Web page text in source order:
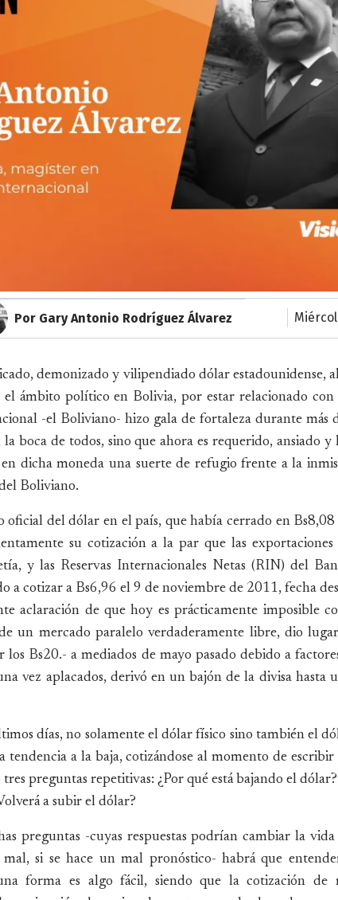
Por Gary Antonio Rodríguez Álvarez
demonizado y vilipendiado dólar estadounidense,
ámbito político en Bolivia, por estar relacionado con
-el Boliviano- hizo gala de fortaleza durante más
boca de todos, sino que ahora es requerido, ansiado y
dicha moneda una suerte de refugio frente a la
Boliviano.
oficial del dólar en el país, que había cerrado en
su cotización a la par que las exportaciones
y las Reservas Internacionales Netas (RIN) del
a cotizar a Bs6,96 el 9 de noviembre de 2011, fecha
aclaración de que hoy es prácticamente imposible
un mercado paralelo verdaderamente libre, dio
Bs20.- a mediados de mayo pasado debido a
vez aplacados, derivó en un bajón de la divisa hasta
días, no solamente el dólar físico sino también el
tendencia a la baja, cotizándose al momento de
preguntas repetitivas: ¿Por qué está bajando el
a subir el dólar?
preguntas -cuyas respuestas podrían cambiar la
si se hace un mal pronóstico- habrá que
forma es algo fácil, siendo que la cotización de